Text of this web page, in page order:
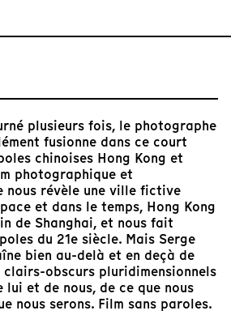
plusieurs fois, le photographe
fusionne dans ce court
chinoises Hong Kong et
photographique et
nous révèle une ville fictive
et dans le temps, Hong Kong
de Shanghai, et nous fait
du 21e siècle. Mais Serge
bien au-delà et en deçà de
clairs-obscurs pluridimensionnels
et de nous, de ce que nous
nous serons. Film sans paroles.